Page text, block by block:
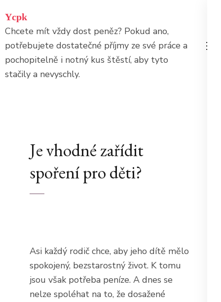
na
obsah
(stiskněte
Enter)
Ycpk
Chcete mít vždy dost peněz? Pokud ano,
potřebujete dostatečné příjmy ze své práce a
pochopitelně i notný kus štěstí, aby tyto
stačily a nevyschly.
Je vhodné zařídit
spoření pro děti?
Asi každý rodič chce, aby jeho dítě mělo
spokojený, bezstarostný život. K tomu
jsou však potřeba peníze. A dnes se
nelze spoléhat na to, že dosažené